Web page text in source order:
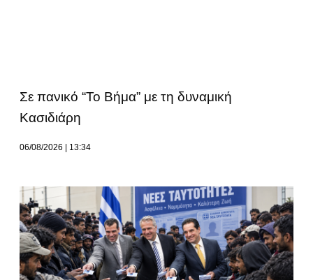
Σε πανικό “Το Βήμα” με τη δυναμική
Κασιδιάρη
06/08/2026 13:34